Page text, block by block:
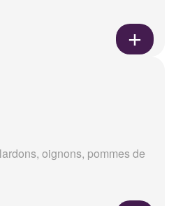
oignons, pommes de